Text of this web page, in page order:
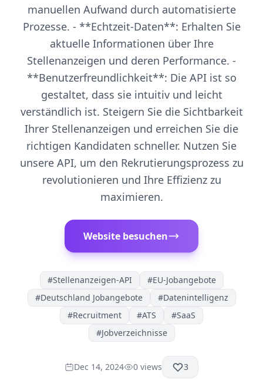
manuellen Aufwand durch automatisierte
Prozesse. - **Echtzeit-Daten**: Erhalten Sie
aktuelle Informationen über Ihre
Stellenanzeigen und deren Performance. -
**Benutzerfreundlichkeit**: Die API ist so
gestaltet, dass sie intuitiv und leicht
verständlich ist. Steigern Sie die Sichtbarkeit
Ihrer Stellenanzeigen und erreichen Sie die
richtigen Kandidaten schneller. Nutzen Sie
unsere API, um den Rekrutierungsprozess zu
revolutionieren und Ihre Effizienz zu
maximieren.
Website besuchen
#Stellenanzeigen-API #EU-Jobangebote
#Deutschland Jobangebote #Datenintelligenz
#Recruitment #ATS #SaaS
#Jobverzeichnisse
Dec 14, 2024 0 views 3